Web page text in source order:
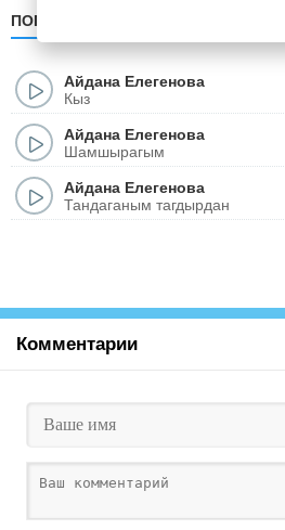
ПОПУЛЯРНЫЕ ПО
Айдана Елегенова
Кыз
Айдана Елегенова
Шамшырагым
Айдана Елегенова
Тандаганым тагдырдан
Комментарии